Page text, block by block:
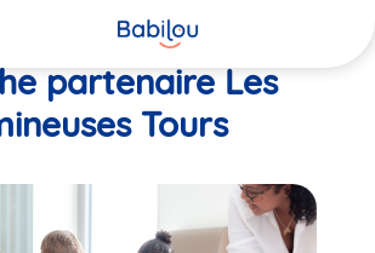
partenaire Les
Tours